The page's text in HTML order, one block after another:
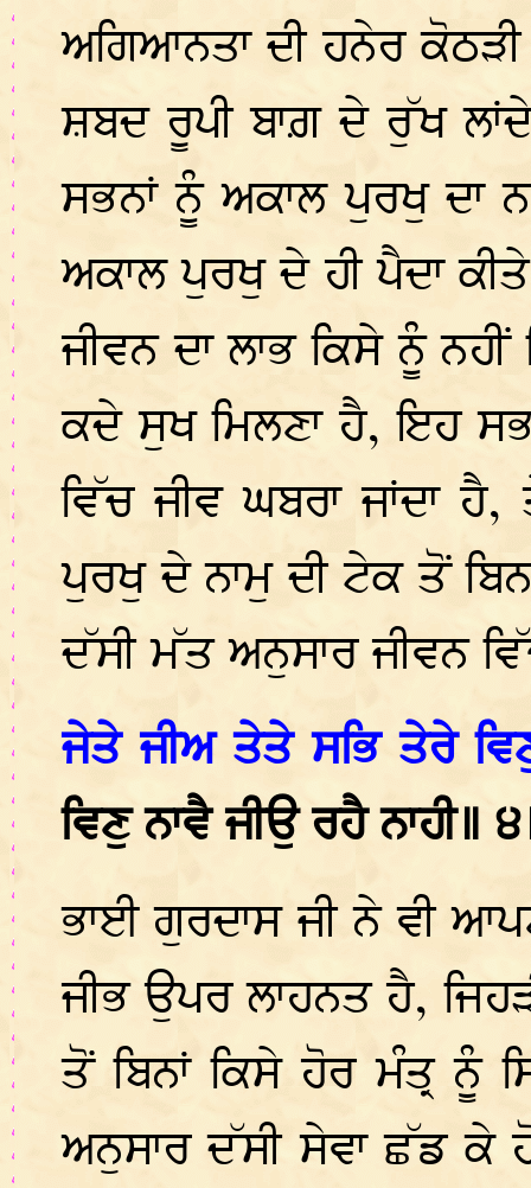
ਅਗਿਆਨਤਾ ਦੀ ਹਨੇਰ
ਸ਼ਬਦ ਰੂਪੀ ਬਾਗ਼ ਦੇ ਰੁੱਖ
ਸਭਨਾਂ ਨੂੰ ਅਕਾਲ ਪੁਰਖੁ ਦਾ
ਅਕਾਲ ਪੁਰਖੁ ਦੇ ਹੀ ਪੈਦਾ
ਜੀਵਨ ਦਾ ਲਾਭ ਕਿਸੇ ਨੂੰ
ਕਦੇ ਸੁਖ ਮਿਲਣਾ ਹੈ, ਇਹ
ਵਿੱਚ ਜੀਵ ਘਬਰਾ ਜਾਂਦਾ
ਪੁਰਖੁ ਦੇ ਨਾਮੁ ਦੀ ਟੇਕ ਤੋਂ
ਦੱਸੀ ਮੱਤ ਅਨੁਸਾਰ ਜੀਵਨ
ਜੇਤੇ ਜੀਅ ਤੇਤੇ ਸਭਿ ਤੇਰੇ
ਵਿਣੁ ਨਾਵੈ ਜੀਉ ਰਹੈ ਨਾਹੀ॥
ਭਾਈ ਗੁਰਦਾਸ ਜੀ ਨੇ ਵੀ
ਜੀਭ ਉਪਰ ਲਾਹਨਤ ਹੈ,
ਤੋਂ ਬਿਨਾਂ ਕਿਸੇ ਹੋਰ ਮੰਤ੍ਰ ਨੂੰ
ਅਨੁਸਾਰ ਦੱਸੀ ਸੇਵਾ ਛੱਡ ਕੇ